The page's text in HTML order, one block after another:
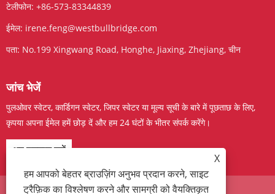
टेलीफोन: +86-573-83344839
ईमेल: irene.feng@westbullbridge.com
पता: No.199 Xingwang Road, Honghe, Jiaxing, Zhejiang, चीन
जांच भेजें
पुलओवर स्वेटर, कार्डिगन स्वेटर, जिपर स्वेटर या मूल्य सूची के बारे में पूछताछ के लिए,
कृपया अपना ईमेल हमें छोड़ दें और हम 24 घंटों के भीतर संपर्क करेंगे।
अब पूछताछ करें
X
हम आपको बेहतर ब्राउज़िंग अनुभव प्रदान करने, साइट
ट्रैफ़िक का विश्लेषण करने और सामग्री को वैयक्तिकृत